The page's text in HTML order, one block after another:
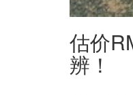
估价
辨！